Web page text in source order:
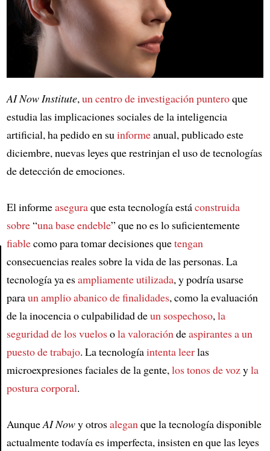
Article
AI Now Institute, un centro de investigación punteroque
estudia las implicaciones sociales de la inteligencia
artificial, ha pedido en su informeanual, publicado este
diciembre, nuevas leyes que restrinjan el uso de tecnologías
de detección de emociones.
El informeaseguraque esta tecnología estáconstruida
sobre“una base endeble” que no es lo suficientemente
fiablecomo para tomar decisiones quetengan
consecuencias reales sobre la vida de las personas. La
tecnología ya esampliamente utilizada, y podría usarse
paraun amplio abanico de finalidades, como la evaluación
de la inocencia o culpabilidad deun sospechoso, la
seguridad de los vuelosola valoración deaspirantes a un
puesto de trabajo. La tecnologíaintenta leerlas
microexpresiones faciales de la gente, los tonos de vozyla
postura corporal.
AunqueAI Nowy otrosalegan que la tecnología disponible
actualmente todavía es imperfecta, insisten en que las leyes